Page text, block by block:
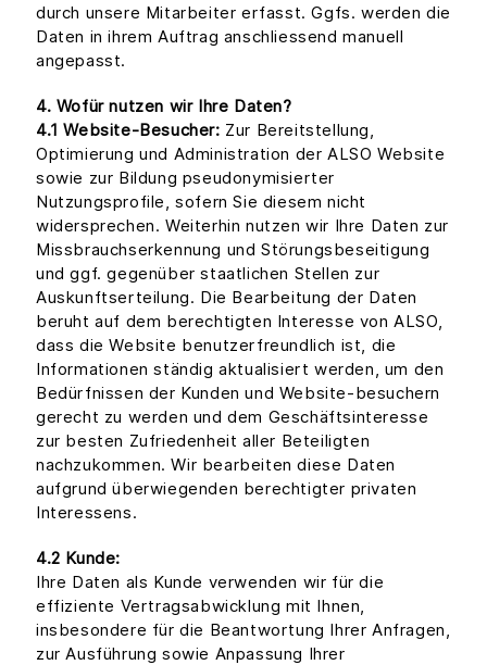
durch unsere Mitarbeiter erfasst. Ggfs. werden die
Daten in ihrem Auftrag anschliessend manuell
angepasst.
4. Wofür nutzen wir Ihre Daten?
4.1 Website-Besucher: Zur Bereitstellung,
Optimierung und Administration der ALSO Website
sowie zur Bildung pseudonymisierter
Nutzungsprofile, sofern Sie diesem nicht
widersprechen. Weiterhin nutzen wir Ihre Daten zur
Missbrauchserkennung und Störungsbeseitigung
und ggf. gegenüber staatlichen Stellen zur
Auskunftserteilung. Die Bearbeitung der Daten
beruht auf dem berechtigten Interesse von ALSO,
dass die Website benutzerfreundlich ist, die
Informationen ständig aktualisiert werden, um den
Bedürfnissen der Kunden und Website-besuchern
gerecht zu werden und dem Geschäftsinteresse
zur besten Zufriedenheit aller Beteiligten
nachzukommen. Wir bearbeiten diese Daten
aufgrund überwiegenden berechtigter privaten
Interessens.
4.2 Kunde:
Ihre Daten als Kunde verwenden wir für die
effiziente Vertragsabwicklung mit Ihnen,
insbesondere für die Beantwortung Ihrer Anfragen,
zur Ausführung sowie Anpassung Ihrer